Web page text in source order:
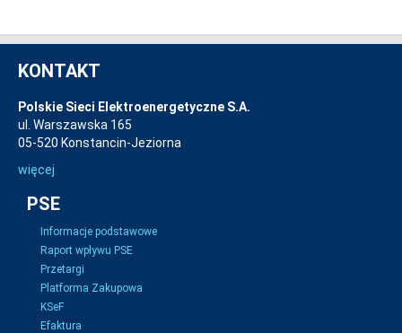
KONTAKT
Polskie Sieci Elektroenergetyczne S.A.
ul. Warszawska 165
05-520 Konstancin-Jeziorna
więcej
PSE
Informacje podstawowe
Raport wpływu PSE
Przetargi
Platforma Zakupowa
KSeF
Efaktura